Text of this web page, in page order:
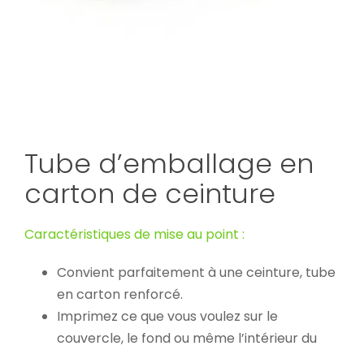
Tube d’emballage en
carton de ceinture
Caractéristiques de mise au point :
Convient parfaitement à une ceinture, tube
en carton renforcé.
Imprimez ce que vous voulez sur le
couvercle, le fond ou même l’intérieur du